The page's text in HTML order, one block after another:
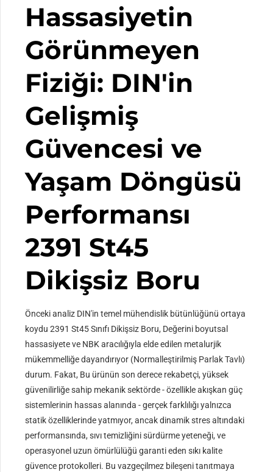
Hassasiyetin
Görünmeyen
Fiziği: DIN'in
Gelişmiş
Güvencesi ve
Yaşam Döngüsü
Performansı
2391 St45
Dikişsiz Boru
Önceki analiz DIN'in temel mühendislik bütünlüğünü ortaya
koydu 2391 St45 Sınıfı Dikişsiz Boru, Değerini boyutsal
hassasiyete ve NBK aracılığıyla elde edilen metalurjik
mükemmelliğe dayandırıyor (Normalleştirilmiş Parlak Tavlı)
durum. Fakat, Bu ürünün son derece rekabetçi, yüksek
güvenilirliğe sahip mekanik sektörde - özellikle akışkan güç
sistemlerinin hassas alanında - gerçek farklılığı yalnızca
statik özelliklerinde yatmıyor, ancak dinamik stres altındaki
performansında, sıvı temizliğini sürdürme yeteneği, ve
operasyonel uzun ömürlülüğü garanti eden sıkı kalite
güvence protokolleri. Bu vazgeçilmez bileşeni tanıtmaya